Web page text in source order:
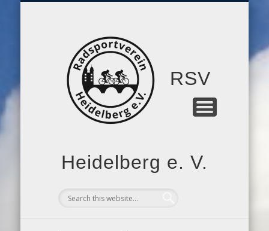
RSV
Heidelberg e. V.